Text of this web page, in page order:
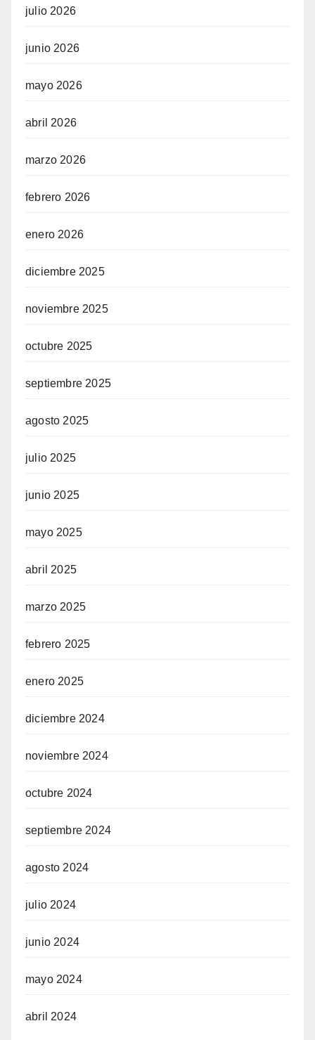
julio 2026
junio 2026
mayo 2026
abril 2026
marzo 2026
febrero 2026
enero 2026
diciembre 2025
noviembre 2025
octubre 2025
septiembre 2025
agosto 2025
julio 2025
junio 2025
mayo 2025
abril 2025
marzo 2025
febrero 2025
enero 2025
diciembre 2024
noviembre 2024
octubre 2024
septiembre 2024
agosto 2024
julio 2024
junio 2024
mayo 2024
abril 2024